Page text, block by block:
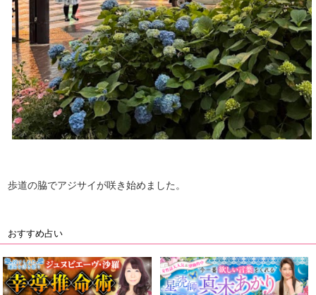
歩道の脇でアジサイが咲き始めました。
おすすめ占い